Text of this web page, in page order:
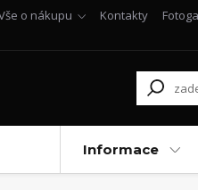
o nákupu Kontakty
Informace